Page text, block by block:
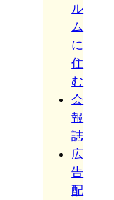
ル
ム
に
住
む
会
報
誌
広
告
配